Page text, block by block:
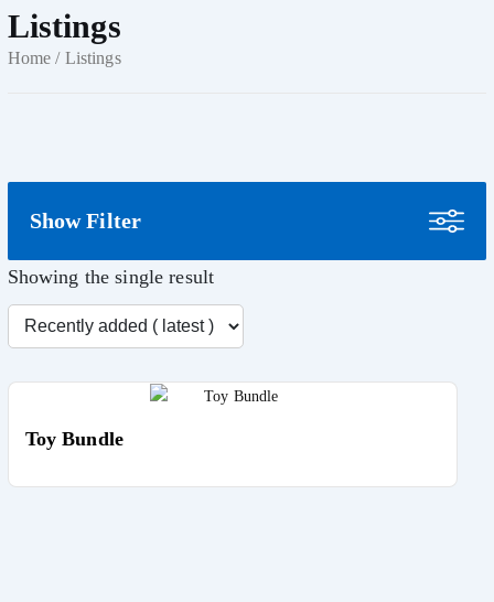
Listings
Home / Listings
Showing the single result
Toy Bundle
Show Filter